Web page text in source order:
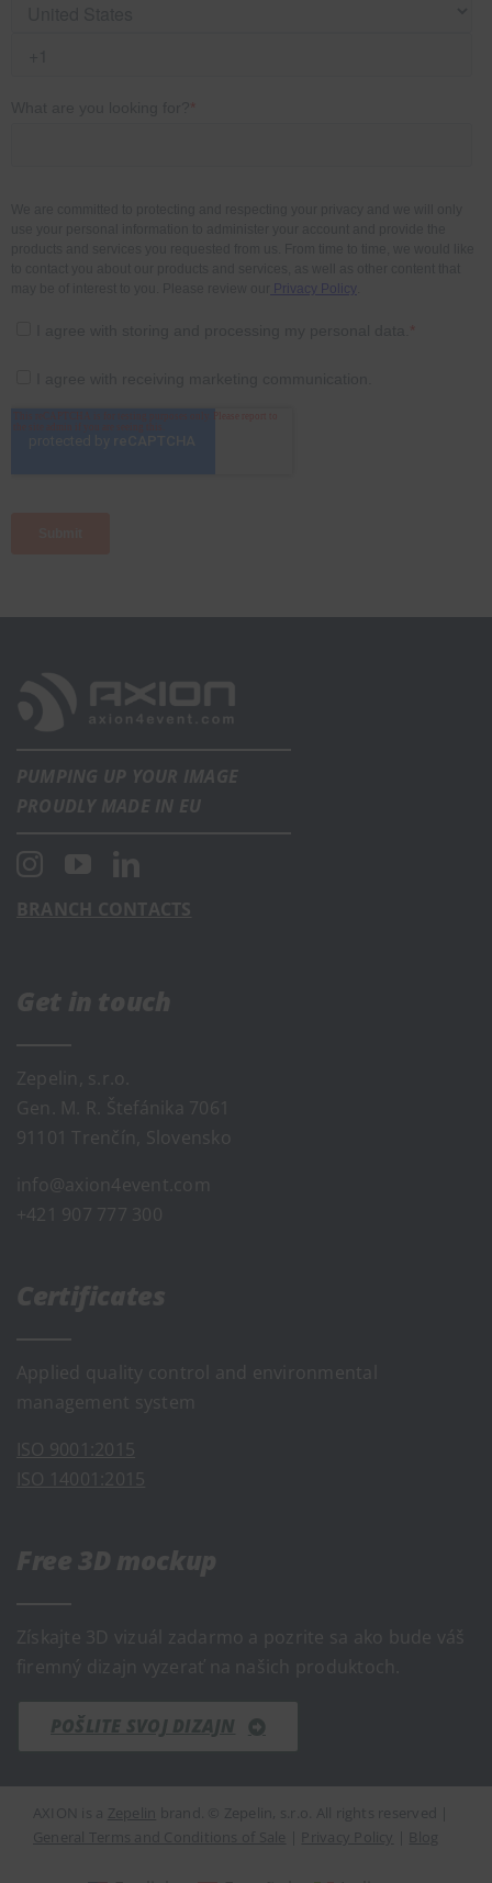
PUMPING UP YOUR IMAGE
PROUDLY MADE IN EU
BRANCH CONTACTS
Get in touch
Zepelin, s.r.o.
Gen. M. R. Štefánika 7061
91101 Trenčín, Slovensko
info@axion4event.com
+421 907 777 300
Certificates
Applied quality control and environmental
management system
ISO 9001:2015
ISO 14001:2015
Free 3D mockup
Získajte 3D vizuál zadarmo a pozrite sa ako bude váš
firemný dizajn vyzerať na našich produktoch.
POŠLITE SVOJ DIZAJN
AXION is a Zepelin
brand. © Zepelin, s.r.o. All rights reserved |
General Terms and Conditions of Sale
Privacy Policy Blog